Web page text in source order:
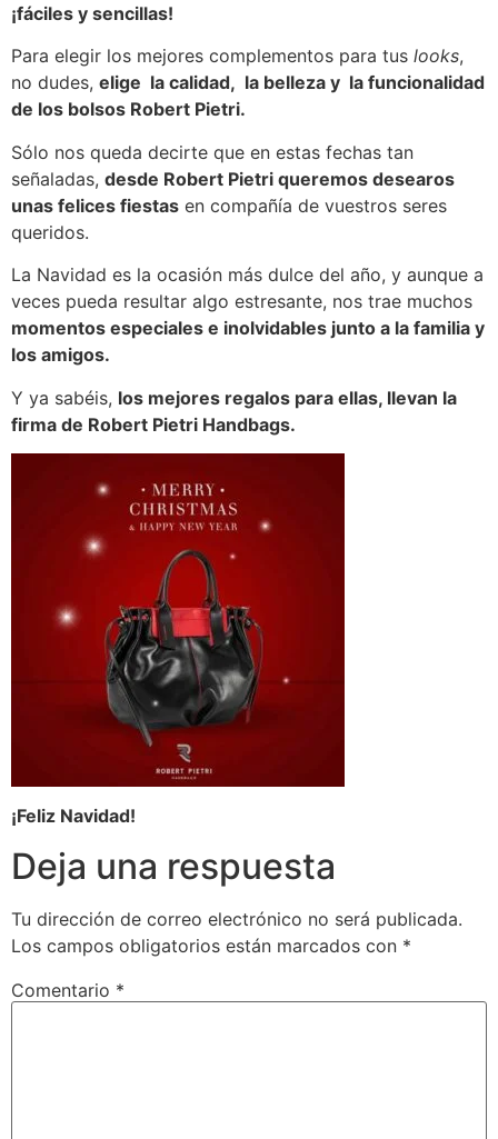
¡fáciles y sencillas!
Para elegir los mejores complementos para tus looks,
no dudes, elige la calidad, la belleza y la funcionalidad
de los bolsos Robert Pietri.
Sólo nos queda decirte que en estas fechas tan
señaladas, desde Robert Pietri queremos desearos
unas felices fiestas en compañía de vuestros seres
queridos.
La Navidad es la ocasión más dulce del año, y aunque a
veces pueda resultar algo estresante, nos trae muchos
momentos especiales e inolvidables junto a la familia y
los amigos.
Y ya sabéis, los mejores regalos para ellas, llevan la
firma de Robert Pietri Handbags.
¡Feliz Navidad!
Deja una respuesta
Tu dirección de correo electrónico no será publicada.
Los campos obligatorios están marcados con *
Comentario *